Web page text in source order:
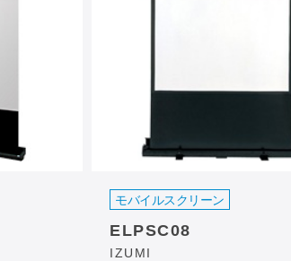
モバイルスクリーン
ELPSC08
IZUMI